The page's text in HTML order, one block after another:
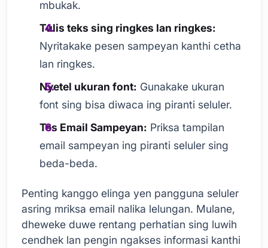
mbukak.
Tulis teks sing ringkes lan ringkes:
Nyritakake pesen sampeyan kanthi cetha
lan ringkes.
Nyetel ukuran font: Gunakake ukuran
font sing bisa diwaca ing piranti seluler.
Tes Email Sampeyan: Priksa tampilan
email sampeyan ing piranti seluler sing
beda-beda.
Penting kanggo elinga yen pangguna seluler
asring mriksa email nalika lelungan. Mulane,
dheweke duwe rentang perhatian sing luwih
cendhek lan pengin ngakses informasi kanthi